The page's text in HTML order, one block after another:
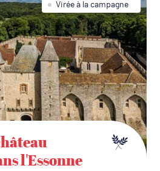
Virée à la campagne
l'Essonne